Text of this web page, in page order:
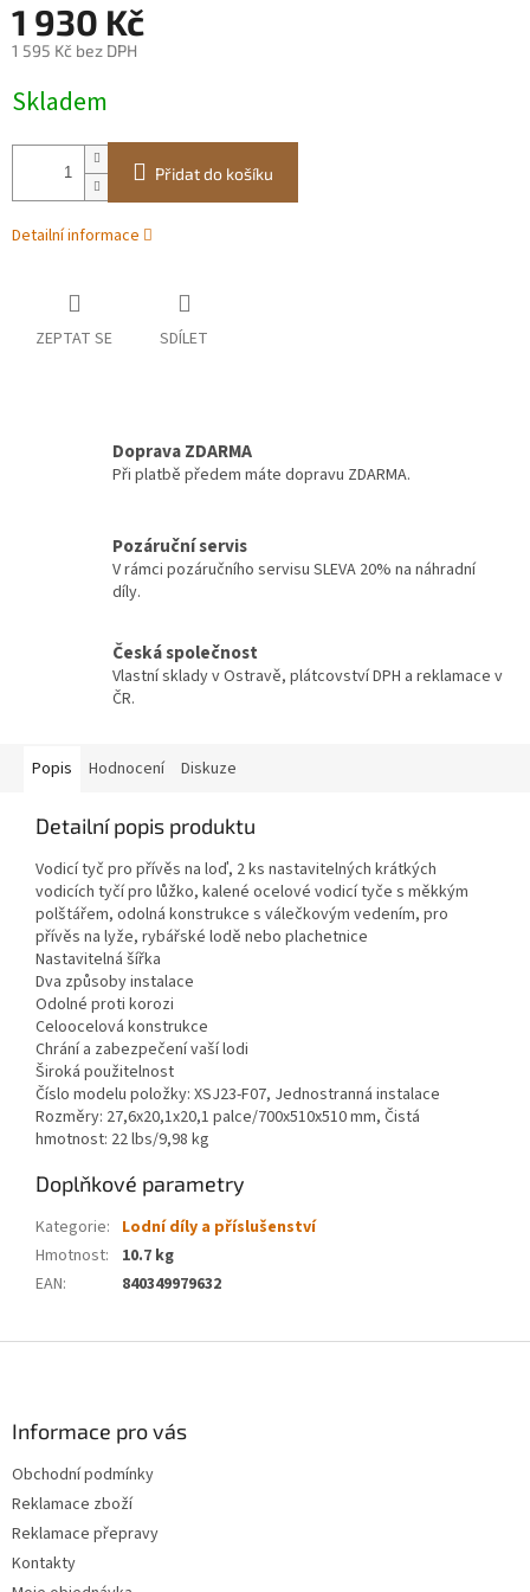
1 930 Kč
1 595 Kč bez DPH
cena:
Skladem
Přidat do košíku
Detailní informace
ZEPTAT SE SDÍLET
Doprava ZDARMA
Při platbě předem máte dopravu ZDARMA.
Pozáruční servis
V rámci pozáručního servisu SLEVA 20% na náhradní
díly.
Česká společnost
Vlastní sklady v Ostravě, plátcovství DPH a reklamace v
ČR.
Popis Hodnocení Diskuze
Detailní popis produktu
Vodicí tyč pro přívěs na loď, 2 ks nastavitelných krátkých
vodicích tyčí pro lůžko, kalené ocelové vodicí tyče s měkkým
polštářem, odolná konstrukce s válečkovým vedením, pro
přívěs na lyže, rybářské lodě nebo plachetnice
Nastavitelná šířka
Dva způsoby instalace
Odolné proti korozi
Celoocelová konstrukce
Chrání a zabezpečení vaší lodi
Široká použitelnost
Číslo modelu položky: XSJ23-F07, Jednostranná instalace
Rozměry: 27,6x20,1x20,1 palce/700x510x510 mm, Čistá
hmotnost: 22 lbs/9,98 kg
Doplňkové parametry
Kategorie: Lodní díly a příslušenství
Hmotnost:
10.7 kg
EAN: 840349979632
Informace pro vás
Obchodní podmínky
Reklamace zboží
Reklamace přepravy
Kontakty